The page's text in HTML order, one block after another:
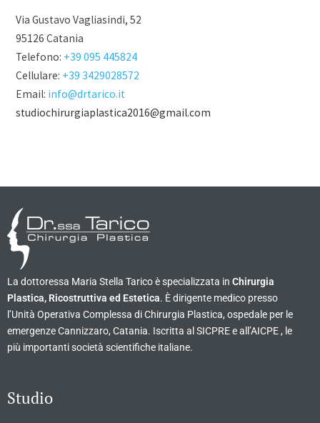
Via Gustavo Vagliasindi, 52
95126 Catania
Telefono: +39 095 445824
Cellulare: +39 3429028572
Email: info@drtarico.it
studiochirurgiaplastica2016@gmail.com
La dottoressa Maria Stella Tarico è specializzata in Chirurgia
Plastica, Ricostruttiva ed Estetica. È dirigente medico presso
l’Unità Operativa Complessa di Chirurgia Plastica, ospedale per le
emergenze Cannizzaro, Catania. Iscritta al SICPRE e all’AICPE , le
più importanti società scientifiche italiane.
Studio